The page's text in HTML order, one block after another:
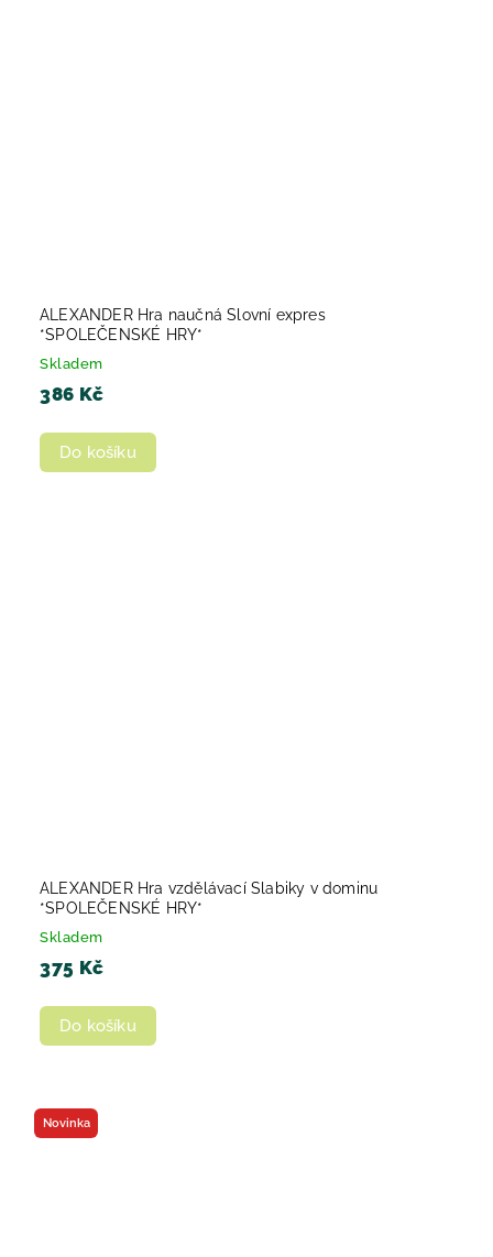
ALEXANDER Hra naučná Slovní expres
*SPOLEČENSKÉ HRY*
Skladem
386 Kč
Do košíku
ALEXANDER Hra vzdělávací Slabiky v dominu
*SPOLEČENSKÉ HRY*
Skladem
375 Kč
Do košíku
Novinka